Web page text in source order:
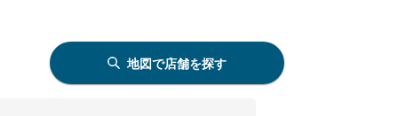
地図で店舗を探す